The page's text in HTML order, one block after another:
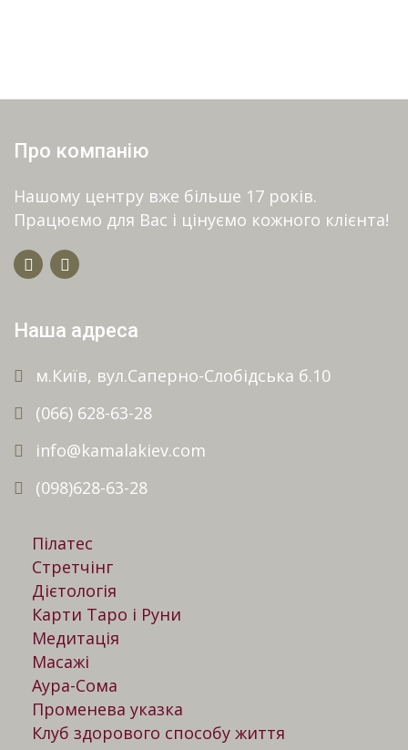
Про компанію
Нашому центру вже більше 17 років.
Працюємо для Вас і цінуємо кожного клієнта!
Наша адреса
м.Київ, вул.Саперно-Слобідська б.10
(066) 628-63-28
info@kamalakiev.com
(098)628-63-28
Пілатес
Стретчінг
Дієтологія
Карти Таро і Руни
Медитація
Масажі
Аура-Сома
Променева указка
Клуб здорового способу життя